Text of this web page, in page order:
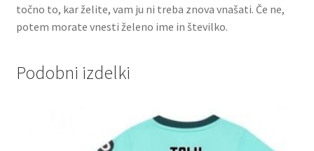
točno to, kar želite, vam ju ni treba znova vnašati. Če ne,
potem morate vnesti želeno ime in številko.
Podobni izdelki